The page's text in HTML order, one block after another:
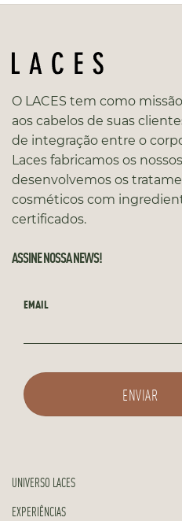
O LACES tem como
aos cabelos de suas
de integração entre o
Laces fabricamos os
desenvolvemos os
cosméticos com
certificados.
ASSINE NOSSA NEWS!
EMAIL
UNIVERSO LACES
EXPERIÊNCIAS